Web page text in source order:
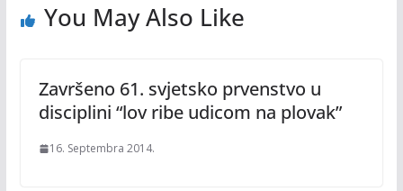
You May Also Like
Završeno 61. svjetsko prvenstvo u
disciplini “lov ribe udicom na plovak”
16. Septembra 2014.